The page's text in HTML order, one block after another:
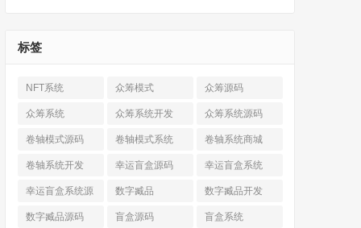
标签
NFT系统 众筹模式 众筹源码
众筹系统 众筹系统开发 众筹系统源码
卷轴模式源码 卷轴模式系统 卷轴系统商城
卷轴系统开发 幸运盲盒源码 幸运盲盒系统
幸运盲盒系统源
码
数字臧品 数字臧品开发
数字臧品源码 盲盒源码 盲盒系统